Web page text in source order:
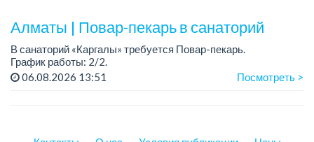
Алматы | Повар-пекарь в санаторий
В санаторий «Каргалы» требуется Повар-пекарь.
График работы: 2/2.
Зарплата: 180 000 тенге на руки + соцпакет.
06.08.2026 13:51 Посмотреть >